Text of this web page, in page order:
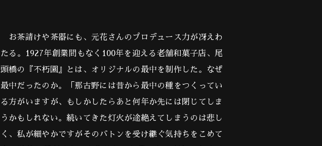
お茶請けや茶器にも、元花さんのプロデュース力が冴えわ
たる。1927年創業間もなく100年を迎える老舗和菓子店、尾
頭橋の『不朽園』とは、オリジナルの最中を制作した。なぜ
最中だったのか。「那古野には昔から最中の種をつくってい
る方がいますが、もしかしたらあと何年か先には閉じてしま
うかもしれない。続いてきた灯火が途絶えてしまうのは悲し
く、私が細やかですがそのバトンを受け継ぐ気持ちをこめて